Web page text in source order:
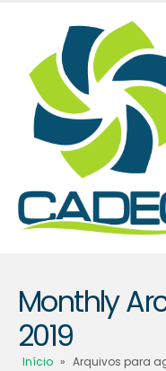
Monthly
2019
Início » Arquivos para